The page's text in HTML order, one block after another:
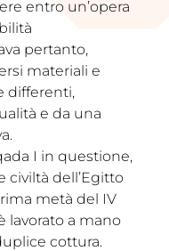
entro un’opera
pertanto,
materiali e
differenti,
e da una
I in questione,
civiltà dell’Egitto
metà del IV
lavorato a mano
cottura.